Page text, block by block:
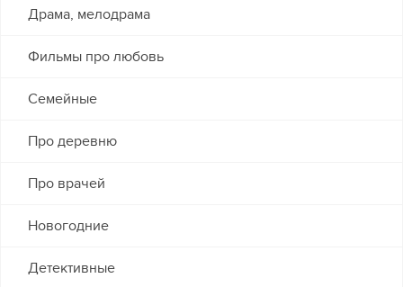
Драма, мелодрама
Фильмы про любовь
Семейные
Про деревню
Про врачей
Новогодние
Детективные